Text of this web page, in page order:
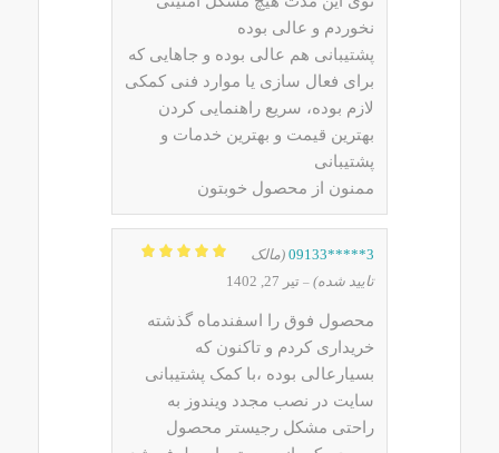
نخوردم و عالی بوده
پشتیبانی هم عالی بوده و جاهایی که
برای فعال سازی یا موارد فنی کمکی
لازم بوده، سریع راهنمایی کردن
بهترین قیمت و بهترین خدمات و
پشتیبانی
ممنون از محصول خوبتون
3*****09133
(مالک
تایید شده) – تیر 27, 1402
محصول فوق را اسفندماه گذشته
خریداری کردم و تاکنون که
بسیارعالی بوده ،با کمک پشتیبانی
سایت در نصب مجدد ویندوز به
راحتی مشکل رجیستر محصول